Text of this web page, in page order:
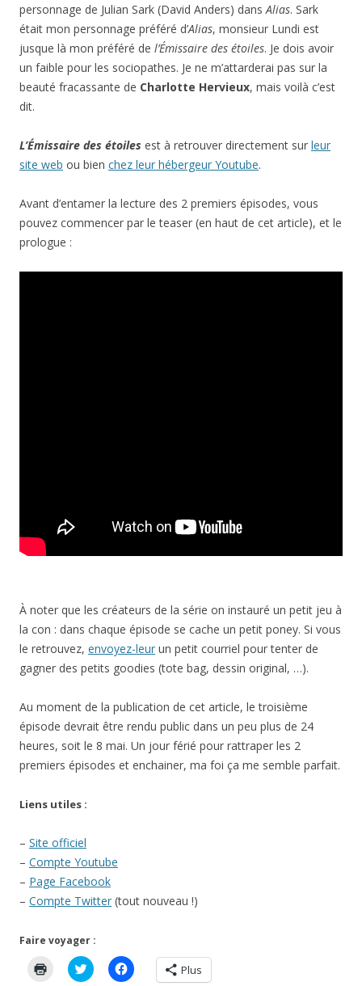
personnage de Julian Sark (David Anders) dansAlias. Sark
était mon personnage préféré d’Alias, monsieur Lundi est
jusque là mon préféré de l’Émissaire des étoiles. Je dois avoir
un faible pour les sociopathes. Je ne m’attarderai pas sur la
beauté fracassante de Charlotte Hervieux, mais voilà c’est
dit.
L’Émissaire des étoiles est à retrouver directement sur leur
site web ou bien chez leur hébergeur Youtube.
Avant d’entamer la lecture des 2 premiers épisodes, vous
pouvez commencer par le teaser (en haut de cet article), et le
prologue :
À noter que les créateurs de la série on instauré un petit jeu à
la con : dans chaque épisode se cache un petit poney. Si vous
le retrouvez, envoyez-leur un petit courriel pour tenter de
gagner des petits goodies (tote bag, dessin original, …).
Au moment de la publication de cet article, le troisième
épisode devrait être rendu public dans un peu plus de 24
heures, soit le 8 mai. Un jour férié pour rattraper les 2
premiers épisodes et enchainer, ma foi ça me semble parfait.
Liens utiles :
– Site officiel
– Compte Youtube
– Page Facebook
– Compte Twitter (tout nouveau !)
Faire voyager :
C
l
C
l Plus